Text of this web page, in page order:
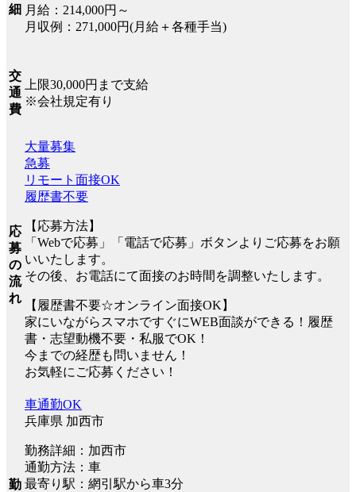
細 月給：214,000円～
月収例：271,000円(月給＋各種手当)
交
通
費
上限30,000円まで支給
※会社規定有り
応
募
の
流
れ
大量募集
急募
リモート面接OK
履歴書不要
【応募方法】
「Webで応募」「電話で応募」ボタンよりご応募をお願
いいたします。
その後、お電話にて面接のお時間を調整いたします。
【履歴書不要☆オンライン面接OK】
家にいながらスマホですぐにWEB面談ができる！履歴
書・志望動機不要・私服でOK！
今までの経歴も問いません！
お気軽にご応募ください！
勤
車通勤OK
兵庫県 加西市
勤務詳細：加西市
通勤方法：車
最寄り駅：網引駅から車3分